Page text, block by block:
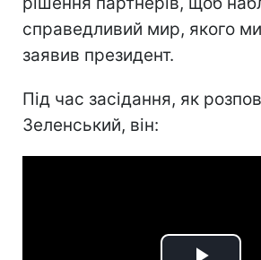
справедливий мир, якого
заявив президент.
Під час засідання, як
Зеленський, він: